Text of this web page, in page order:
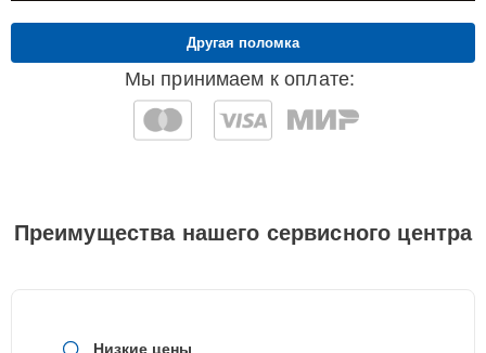
Мы принимаем к оплате:
Другая поломка
Преимущества нашего сервисного центра
Низкие цены